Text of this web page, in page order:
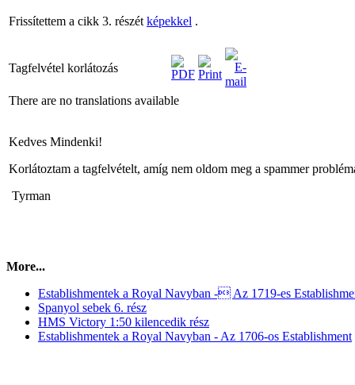
Frissítettem a cikk 3. részét képekkel .
Tagfelvétel korlátozás
There are no translations available
Kedves Mindenki!
Korlátoztam a tagfelvételt, amíg nem oldom meg a spammer
Tyrman
More...
Establishmentek a Royal Navyban - Az 1719-es
Spanyol sebek 6. rész
HMS Victory 1:50 kilencedik rész
Establishmentek a Royal Navyban - Az 1706-os Establishment